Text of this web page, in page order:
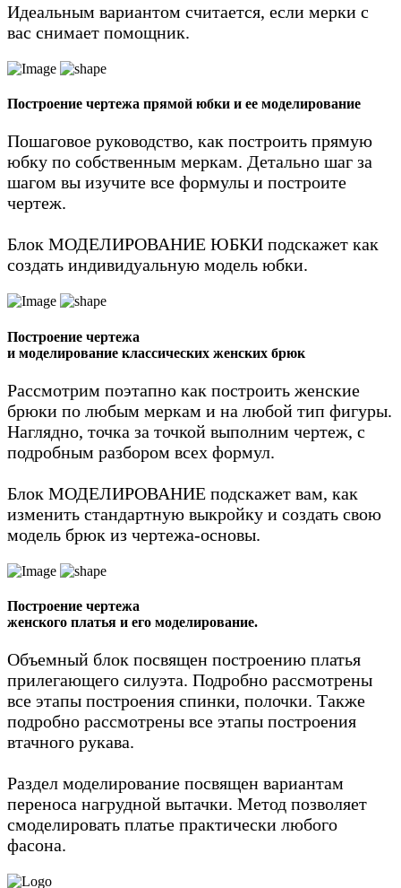
Идеальным вариантом считается, если мерки с
вас снимает помощник.
Построение чертежа прямой юбки и ее моделирование
Пошаговое руководство, как построить прямую
юбку по собственным меркам. Детально шаг за
шагом вы изучите все формулы и построите
чертеж.
Блок МОДЕЛИРОВАНИЕ ЮБКИ подскажет как
создать индивидуальную модель юбки.
Построение чертежа
и моделирование классических женских брюк
Рассмотрим поэтапно как построить женские
брюки по любым меркам и на любой тип фигуры.
Наглядно, точка за точкой выполним чертеж, с
подробным разбором всех формул.
Блок МОДЕЛИРОВАНИЕ подскажет вам, как
изменить стандартную выкройку и создать свою
модель брюк из чертежа-основы.
Построение чертежа
женского платья и его моделирование.
Объемный блок посвящен построению платья
прилегающего силуэта. Подробно рассмотрены
все этапы построения спинки, полочки. Также
подробно рассмотрены все этапы построения
втачного рукава.
Раздел моделирование посвящен вариантам
переноса нагрудной вытачки. Метод позволяет
смоделировать платье практически любого
фасона.